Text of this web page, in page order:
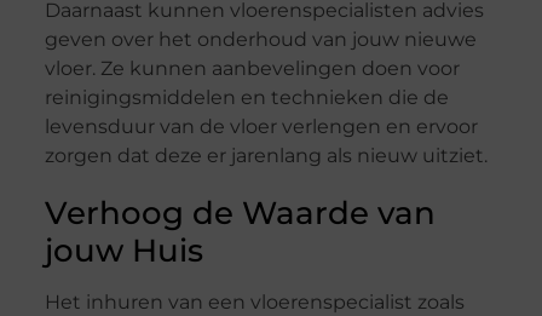
Daarnaast kunnen vloerenspecialisten advies
geven over het onderhoud van jouw nieuwe
vloer. Ze kunnen aanbevelingen doen voor
reinigingsmiddelen en technieken die de
levensduur van de vloer verlengen en ervoor
zorgen dat deze er jarenlang als nieuw uitziet.
Verhoog de Waarde van
jouw Huis
Het inhuren van een vloerenspecialist zoals